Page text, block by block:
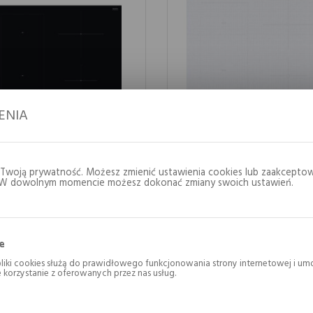
prywatność. Możesz zmienić ustawienia cookies lub
dowolnym momencie możesz dokonać zmiany swoich ustawień.
cookies służą do prawidłowego funkcjonowania strony internetowej i
z oferowanych przez nas usług.
na podejmowane przez Ciebie działania w celu m.in.
prywatności, logowania czy wypełniania formularzy. Dzięki plikom
indukcyjna Whrlpool
BF/IXL
2 149 zł
Płyta indukcyjna
Whirlpool WL B4560
Whirlpool
2 089 zł